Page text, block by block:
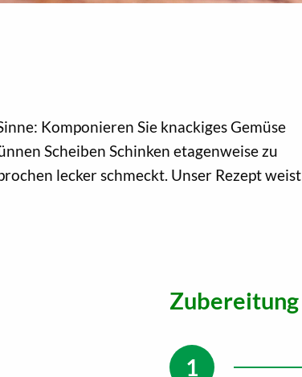
Komponieren Sie knackiges Gemüse
Scheiben Schinken etagenweise zu
lecker schmeckt. Unser Rezept weist
Zubereitung